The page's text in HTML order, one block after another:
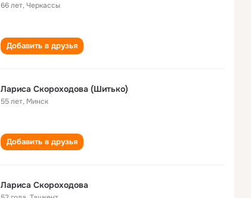
66 лет,Черкассы
Добавить в друзья
Лариса Скороходова (Шитько)
55 лет, Минск
Добавить в друзья
Лариса Скороходова